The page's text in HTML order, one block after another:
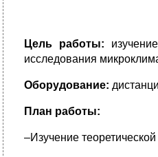
Цель работы:
исследования
Оборудование:
План работы:
–Изучение теоретической